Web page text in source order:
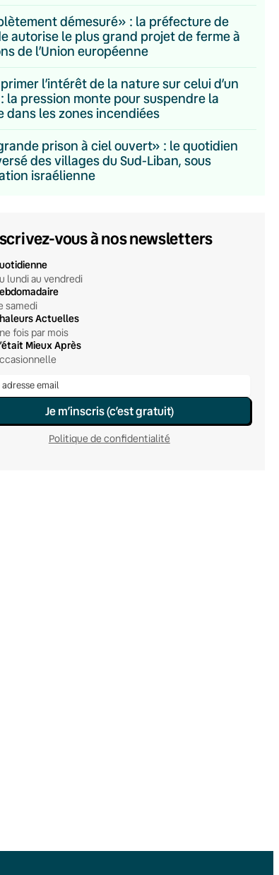
démesuré» : la préfecture de
autorise le plus grand projet de ferme à
de l’Union européenne
l’intérêt de la nature sur celui d’un
la pression monte pour suspendre la
dans les zones incendiées
prison à ciel ouvert» : le quotidien
des villages du Sud-Liban, sous
israélienne
vous à nos newsletters
lundi au vendredi
samedi
Actuelles
fois par mois
Mieux Après
Je m’inscris (c’est gratuit)
Politique de confidentialité